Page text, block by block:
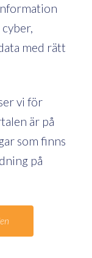
med rätt
vi för
är på
som finns
på